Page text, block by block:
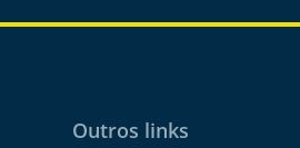
Outros links